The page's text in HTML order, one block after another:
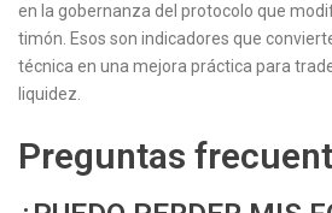
en la gobernanza del protocolo que
timón. Esos son indicadores que
técnica en una mejora práctica para
liquidez.
Preguntas